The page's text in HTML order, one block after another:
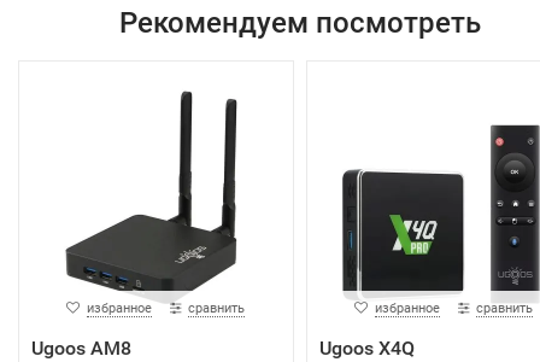
Рекомендуем посмотреть
избранное сравнить
Ugoos AM8
избранное сравнить
Ugoos X4Q